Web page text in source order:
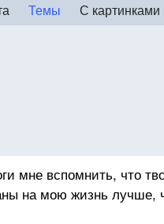
Темы С картинками
мне вспомнить, что
на мою жизнь лучше,